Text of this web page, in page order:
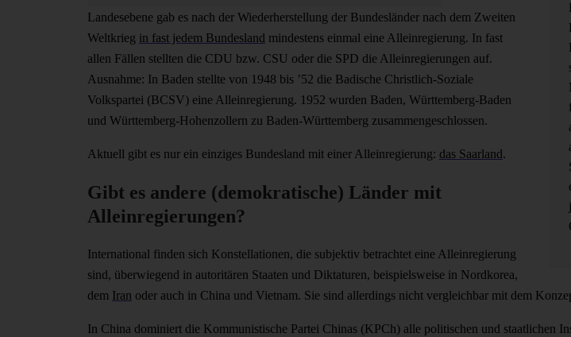
Landesebene gab es nach der Wiederherstellung der Bundesländer nach dem Zweiten
Weltkrieg in fast jedem Bundesland mindestens einmal eine Alleinregierung. In fast
allen Fällen stellten die CDU bzw. CSU oder die SPD die Alleinregierungen auf.
Ausnahme: In Baden stellte von 1948 bis ’52 die Badische Christlich-Soziale
Volkspartei (BCSV) eine Alleinregierung. 1952 wurden Baden, Württemberg-Baden
und Württemberg-Hohenzollern zu Baden-Württemberg zusammengeschlossen.
Aktuell gibt es nur ein einziges Bundesland mit einer Alleinregierung: das Saarland.
Gibt es andere (demokratische) Länder mit
Alleinregierungen?
International finden sich Konstellationen, die subjektiv betrachtet eine Alleinregierung
sind, überwiegend in autoritären Staaten und Diktaturen, beispielsweise in Nordkorea,
dem Iran oder auch in China und Vietnam. Sie sind allerdings nicht vergleichbar mit dem
In China dominiert die Kommunistische Partei Chinas (KPCh) alle politischen und staatlichen